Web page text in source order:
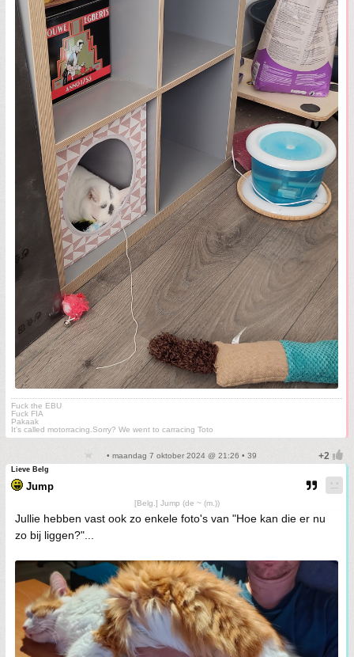
Fuck the EBU
Fuck FIA
Pakaak
It's called motorracing.Sorry? We went to carracing Toto
• maandag 7 oktober 2024 @ 21:26 • 39
Lieve Belg
Jump
[Belg.] Jump (de ~ (m.))
Jullie hebben vast ook zo enkele foto's van "Hoe kan die er nu
zo bij liggen?"...